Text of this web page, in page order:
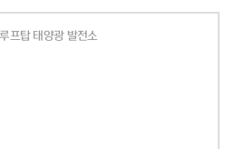
프탑 태양광 발전소